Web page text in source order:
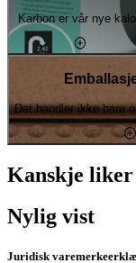
Karbon er vår nye
Det handler ikke bare
Kanskje liker
Nylig vist
Juridisk